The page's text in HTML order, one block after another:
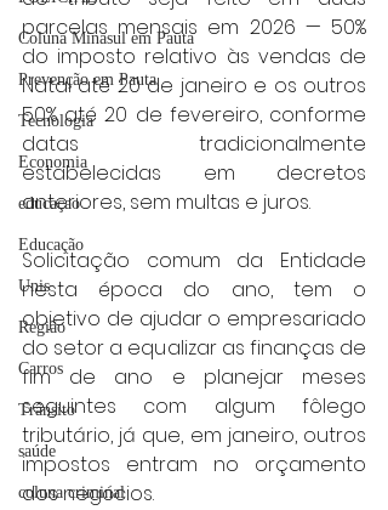
Coluna Minasul em Pauta
Prevenção em Pauta
Tecnologia
Economia
educaçao
Educação
Unis
Região
Carros
Trânsito
saúde
coluna criminal
parcelas mensais em 2026 — 50%
do imposto relativo às vendas de
Natal até 20 de janeiro e os outros
50% até 20 de fevereiro, conforme
datas tradicionalmente
estabelecidas em decretos
anteriores, sem multas e juros.
Solicitação comum da Entidade
nesta época do ano, tem o
objetivo de ajudar o empresariado
do setor a equalizar as finanças de
fim de ano e planejar meses
seguintes com algum fôlego
tributário, já que, em janeiro, outros
impostos entram no orçamento
dos negócios.